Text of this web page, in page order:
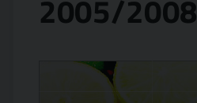
2005/2008